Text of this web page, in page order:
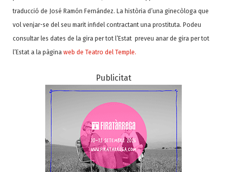
traducció de José Ramón Fernández. La història d’una ginecòloga que
vol venjar-se del seu marit infidel contractant una prostituta. Podeu
consultar les dates de la gira per tot l’Estat preveu anar de gira per tot
l’Estat a la pàgina web de Teatro del Temple.
Publicitat